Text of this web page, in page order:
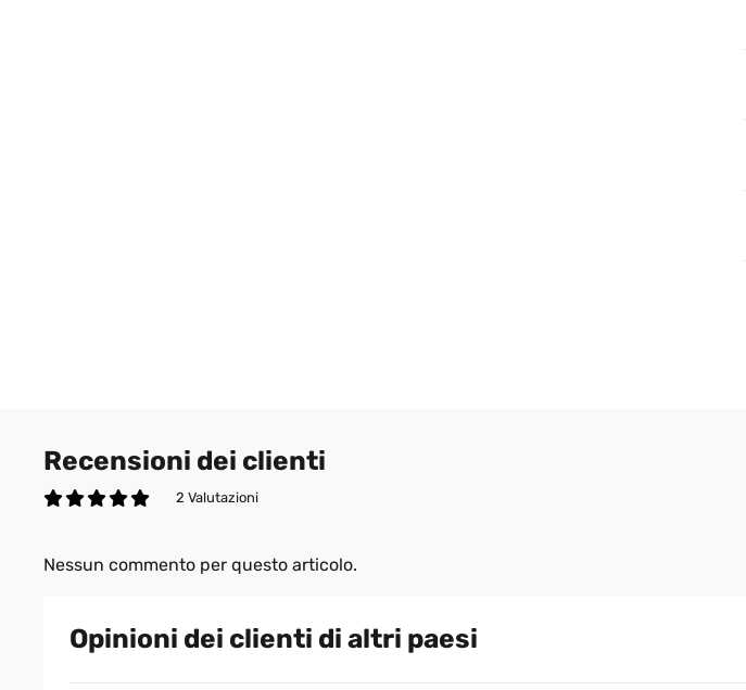
Recensioni dei clienti
2 Valutazioni
Nessun commento per questo articolo.
Opinioni dei clienti di altri paesi